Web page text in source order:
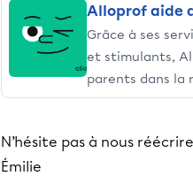
Alloprof aide
Grâce à ses
et stimulants,
parents dans la
N’hésite pas à nous
Émilie